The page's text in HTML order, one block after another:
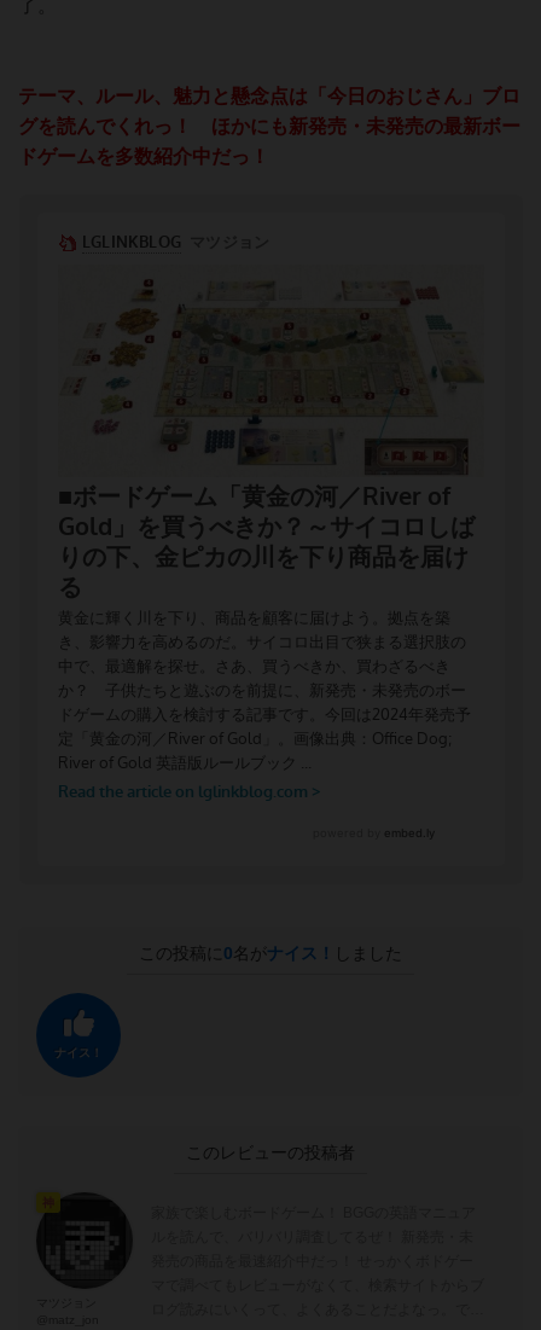
了。
テーマ、ルール、魅力と懸念点は「今日のおじさん」ブロ
グを読んでくれっ！ ほかにも新発売・未発売の最新ボー
ドゲームを多数紹介中だっ！
この投稿に 0名がナイス！ しました
ナイス！
このレビューの投稿者